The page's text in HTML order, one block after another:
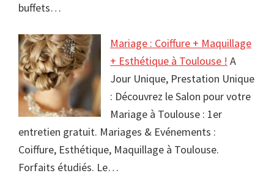
buffets…
Mariage : Coiffure + Maquillage
+ Esthétique à Toulouse ! A
Jour Unique, Prestation Unique
: Découvrez le Salon pour votre
Mariage à Toulouse : 1er
entretien gratuit. Mariages & Evénements :
Coiffure, Esthétique, Maquillage à Toulouse.
Forfaits étudiés. Le…